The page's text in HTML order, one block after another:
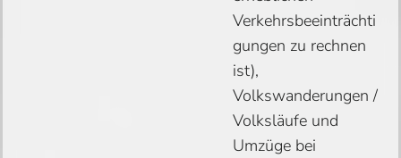
Verkehrsbeeinträchti
gungen zu rechnen
ist),
Volkswanderungen /
Volksläufe und
Umzüge bei